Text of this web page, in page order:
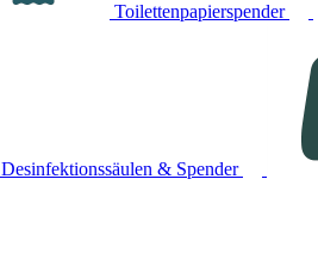
Toilettenpapierspender
Desinfektionssäulen & Spender